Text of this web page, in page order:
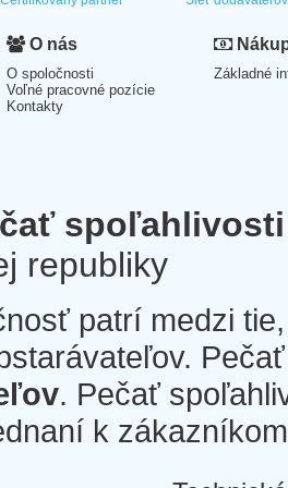
O nás
O spoločnosti
Voľné pracovné pozície
Kontakty
Základné
spoľahlivosti
republiky
patrí medzi
. Pečať
k